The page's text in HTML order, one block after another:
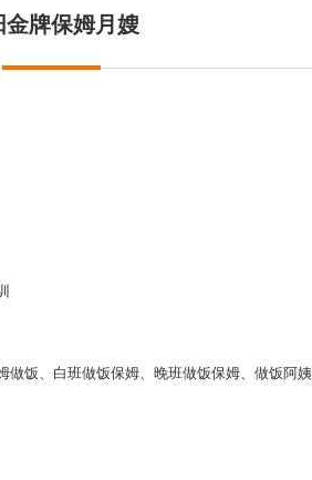
金牌保姆月嫂
饭、白班做饭保姆、晚班做饭保姆、做饭阿姨